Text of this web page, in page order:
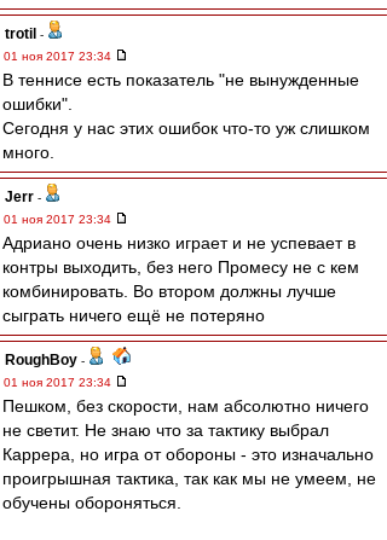
trotil -
01 ноя 2017 23:34
В теннисе есть показатель "не вынужденные
ошибки".
Сегодня у нас этих ошибок что-то уж слишком
много.
Jerr -
01 ноя 2017 23:34
Адриано очень низко играет и не успевает в
контры выходить, без него Промесу не с кем
комбинировать. Во втором должны лучше
сыграть ничего ещё не потеряно
RoughBoy -
01 ноя 2017 23:34
Пешком, без скорости, нам абсолютно ничего
не светит. Не знаю что за тактику выбрал
Каррера, но игра от обороны - это изначально
проигрышная тактика, так как мы не умеем, не
обучены обороняться.